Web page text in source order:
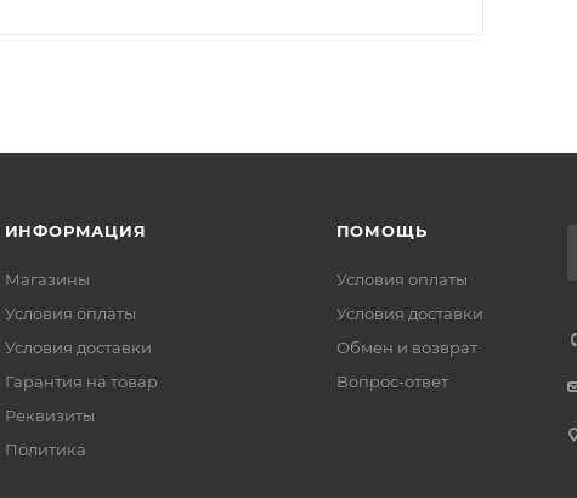
ИНФОРМАЦИЯ
Магазины
Условия оплаты
Условия доставки
Гарантия на товар
Реквизиты
Политика
ПОМОЩЬ
Условия оплаты
Условия доставки
Обмен и возврат
Вопрос-ответ